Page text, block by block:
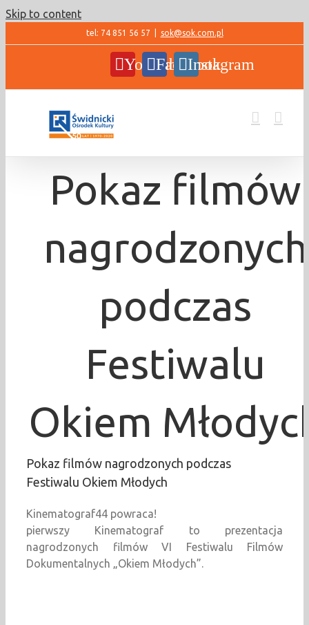
Skip to content
tel: 74 851 56 57 sok@sok.com.pl
YouTubeFacebookInstagram
Pokaz filmów
nagrodzonych
podczas
Festiwalu
Okiem
Pokaz filmów nagrodzonych podczas
Festiwalu Okiem Młodych
Kinematograf44 powraca!
pierwszy Kinematograf to prezentacja
nagrodzonych filmów VI Festiwalu Filmów
Dokumentalnych „Okiem Młodych”.